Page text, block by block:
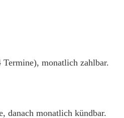
monatlich zahlbar.
danach monatlich kündbar.